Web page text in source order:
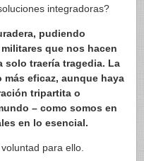
integradoras?
pudiendo
que nos hacen
solo traería tragedia. La
eficaz, aunque haya
tripartita o
– como somos en
en lo esencial.
para ello.